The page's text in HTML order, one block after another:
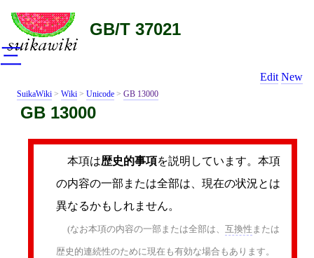
GB/T 37021
Edit New
SuikaWiki > Wiki > Unicode > GB 13000
GB 13000
本項は歴史的事項を説明しています。本項
の内容の一部または全部は、現在の状況とは
異なるかもしれません。
(なお本項の内容の一部または全部は、 互換性 または
歴史的連続性のために現在も有効な場合もあります。
三